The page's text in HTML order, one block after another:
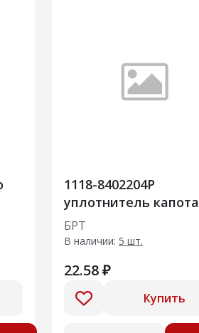
1118-8402204Р
уплотнитель капота
передний
БРТ
В наличии: 5 шт.
22.58 ₽
Купить